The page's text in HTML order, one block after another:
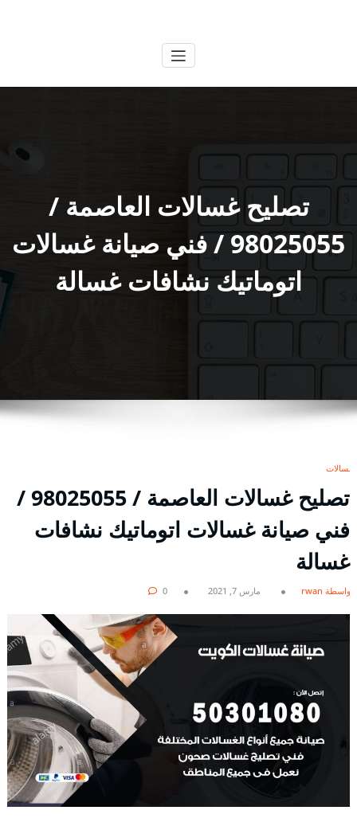
تصليح غسالات العاصمة /
98025055 / فني صيانة غسالات
اتوماتيك نشافات غسالة
غسالات
تصليح غسالات العاصمة / 98025055 /
فني صيانة غسالات اتوماتيك نشافات
غسالة
بواسطة rwan مارس 7, 2021 0